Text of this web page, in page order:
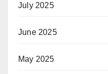
July 2025
June 2025
May 2025